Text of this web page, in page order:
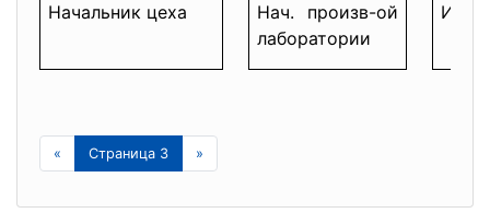
Начальник цеха
Нач. произв-ой
лаборатории
« Страница 3 »